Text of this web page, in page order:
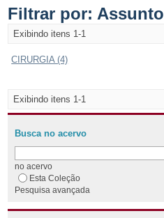
Filtrar por: Assunto
Exibindo itens 1-1
CIRURGIA (4)
Exibindo itens 1-1
Busca no acervo
no acervo
Esta Coleção
Pesquisa avançada